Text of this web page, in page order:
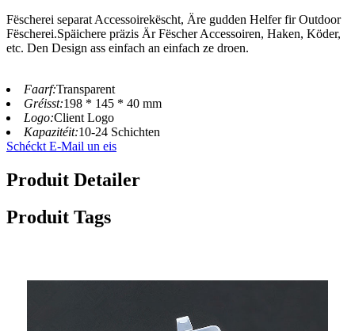
Fëscherei separat Accessoirekëscht, Äre gudden Helfer fir Outdoor
Fëscherei.Späichere präzis Är Fëscher Accessoiren, Haken, Köder,
etc. Den Design ass einfach an einfach ze droen.
Faarf:Transparent
Gréisst:198 * 145 * 40 mm
Logo:Client Logo
Kapazitéit:10-24 Schichten
Schéckt E-Mail un eis
Produit Detailer
Produit Tags